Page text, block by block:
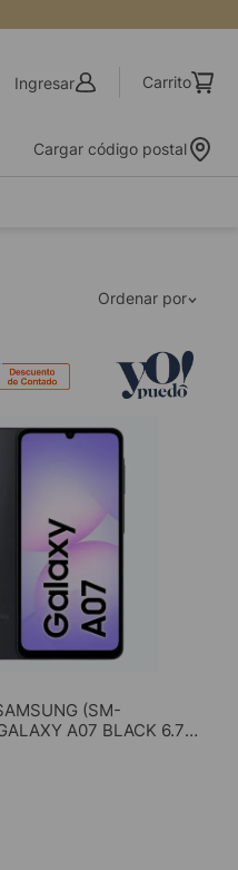
Ingresar
Cargar código postal
Ordenar por
(SM-
A07 BLACK 6.7"